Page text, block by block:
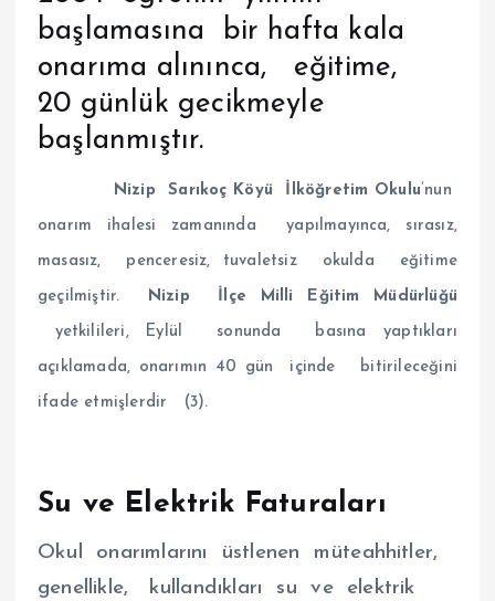
başlamasına bir hafta kala
onarıma alınınca, eğitime,
20 günlük gecikmeyle
başlanmıştır.
Nizip Sarıkoç Köyü İlköğretim Okulu ’nun
onarım ihalesi zamanında yapılmayınca, sırasız,
masasız, penceresiz, tuvaletsiz okulda eğitime
geçilmiştir. Nizip İlçe Milli Eğitim Müdürlüğü
yetkilileri, Eylül sonunda basına yaptıkları
açıklamada, onarımın 40 gün içinde bitirileceğini
ifade etmişlerdir (3).
Su ve Elektrik Faturaları
Okul onarımlarını üstlenen müteahhitler,
genellikle, kullandıkları su ve elektrik